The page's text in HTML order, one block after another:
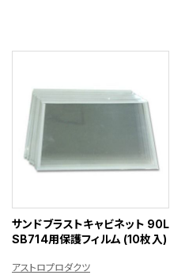
サンドブラストキャビネット 90L
SB714用保護フィルム (10枚入)
アストロプロダクツ